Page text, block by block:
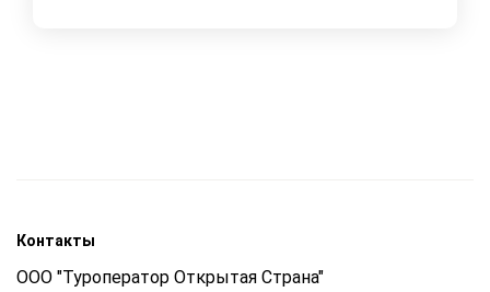
Контакты
ООО "Туроператор Открытая Страна"